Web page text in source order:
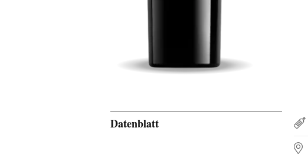
Datenblatt